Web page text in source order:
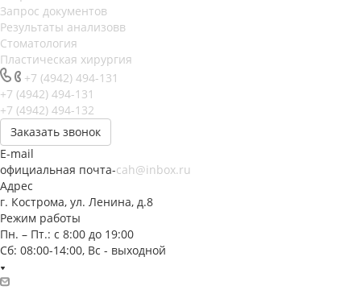
Запрос документов
Результаты анализовв
Стоматология
Пластическая хирургия
+7 (4942) 494-131
+7 (4942) 494-131
+7 (4942) 494-132
Заказать звонок
E-mail
официальная почта-cah@inbox.ru
Адрес
г. Кострома, ул. Ленина, д.8
Режим работы
Пн. – Пт.: с 8:00 до 19:00
Сб: 08:00-14:00, Вс - выходной